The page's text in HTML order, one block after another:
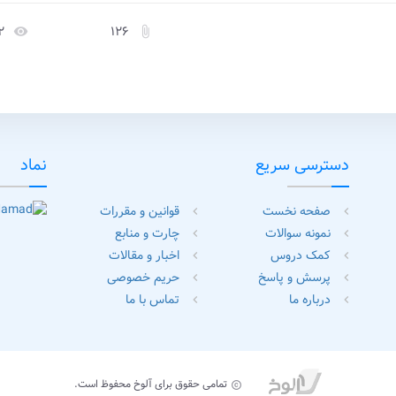
attach_file ۱۲۶ remove_red_eye
دسترسی سریع
chevron_left صفحه نخست chevron_left قوانین و مقررات
chevron_left نمونه سوالات chevron_left چارت و منابع
chevron_left کمک دروس chevron_left اخبار و مقالات
chevron_left پرسش و پاسخ chevron_left حریم خصوصی
chevron_left درباره ما chevron_left تماس با ما
نماد
copyright تمامی حقوق برای آلوخ محفوظ است.